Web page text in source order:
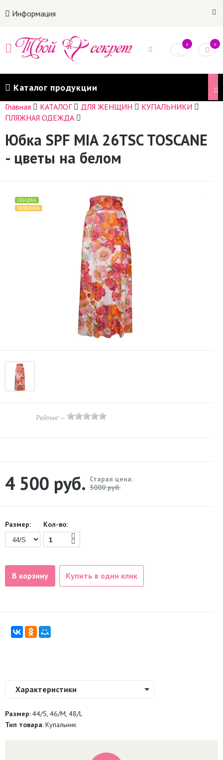
Информация
0 0
Каталог продукции
Главная КАТАЛОГ ДЛЯ ЖЕНЩИН
КУПАЛЬНИКИ
ПЛЯЖНАЯ ОДЕЖДА
Юбка SPF MIA 26TSC TOSCANE
- цветы на белом
СКИДКА
НОВИНКА
Рейтинг —
4 500 руб. Старая цена:
5000 руб.
Размер: Кол-во:
В корзину Купить в один клик
Характеристики
Размер: 44/S, 46/M, 48/L
Тип товара: Купальник